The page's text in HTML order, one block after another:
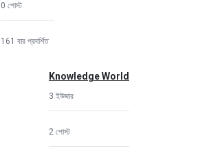
0 পোস্ট
161 বার প্রদর্শিত
Knowledge World
3 ইউজার
2 পোস্ট